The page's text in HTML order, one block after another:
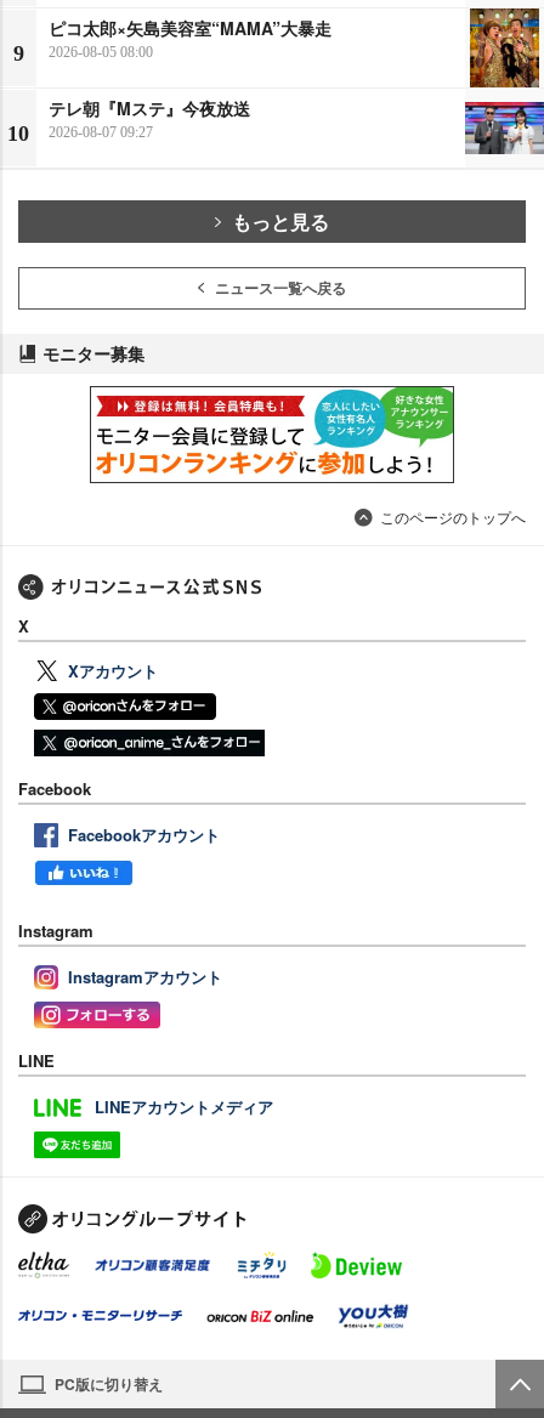
9
ピコ太郎×矢島美容室“MAMA”大暴走
2026-08-05 08:00
10
テレ朝『Mステ』今夜放送
2026-08-07 09:27
もっと見る
ニュース一覧へ戻る
モニター募集
このページのトップへ
X
Xアカウント
Facebook
Facebookアカウント
Instagram
Instagramアカウント
LINE
LINEアカウントメディア
PC版に切り替え